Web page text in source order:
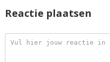
Reactie plaatsen